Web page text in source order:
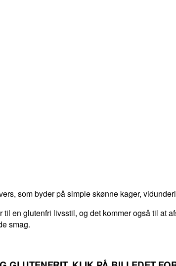
som byder på simple skønne kager,
til en glutenfri livsstil, og det kommer også til at
smag.